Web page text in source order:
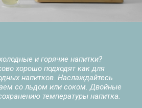
и горячие напитки?
хорошо подходят как для
напитков. Наслаждайтесь
со льдом или соком. Двойные
температуры напитка.